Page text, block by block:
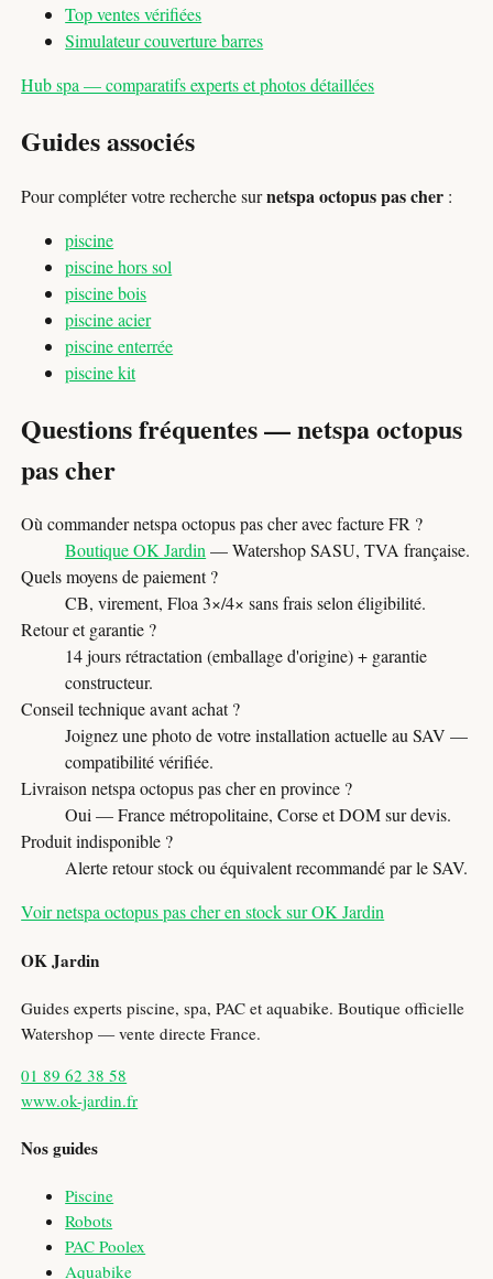
Top ventes vérifiées
Simulateur couverture barres
Hub spa — comparatifs experts et photos détaillées
Guides associés
Pour compléter votre recherche surnetspa octopus pas cher :
piscine
piscine hors sol
piscine bois
piscine acier
piscine enterrée
piscine kit
Questions fréquentes — netspa octopus
pas cher
Où commander netspa octopus pas cher avec facture FR ?
Boutique OK Jardin— Watershop SASU, TVA française.
Quels moyens de paiement ?
CB, virement, Floa 3×/4× sans frais selon éligibilité.
Retour et garantie ?
14 jours rétractation (emballage d'origine) + garantie
constructeur.
Conseil technique avant achat ?
Joignez une photo de votre installation actuelle au SAV —
compatibilité vérifiée.
Livraison netspa octopus pas cher en province ?
Oui — France métropolitaine, Corse et DOM sur devis.
Produit indisponible ?
Alerte retour stock ou équivalent recommandé par le SAV.
Voir netspa octopus pas cher en stock sur OK Jardin
OK Jardin
Guides experts piscine, spa, PAC et aquabike. Boutique officielle
Watershop — vente directe France.
01 89 62 38 58
www.ok-jardin.fr
Nos guides
Piscine
Robots
PAC Poolex
Aquabike